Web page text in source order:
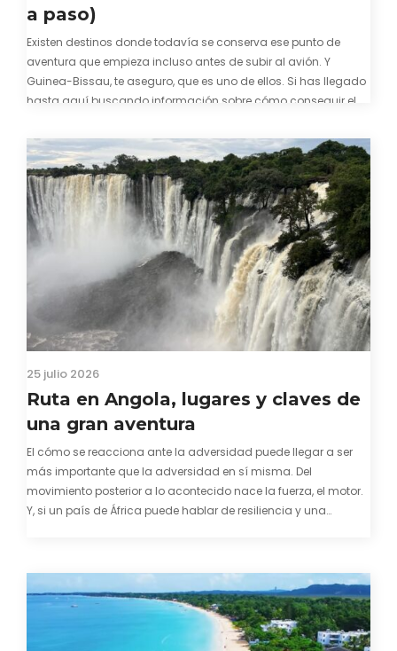
a paso)
Existen destinos donde todavía se conserva ese punto de
aventura que empieza incluso antes de subir al avión. Y
Guinea-Bissau, te aseguro, que es uno de ellos. Si has llegado
hasta aquí buscando información sobre cómo conseguir el
hayas encontrado con que…
25 julio 2026
Ruta en Angola, lugares y claves de
una gran aventura
El cómo se reacciona ante la adversidad puede llegar a ser
más importante que la adversidad en sí misma. Del
movimiento posterior a lo acontecido nace la fuerza, el motor.
Y, si un país de África puede hablar de resiliencia y una